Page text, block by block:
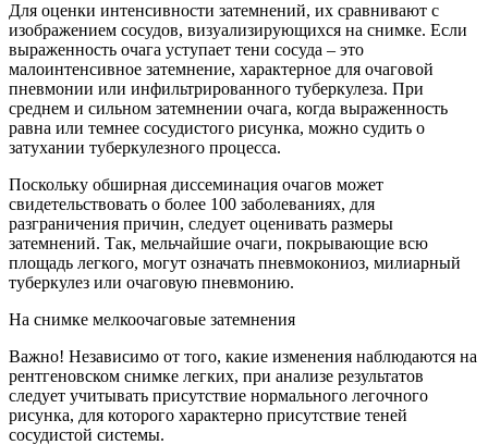
Для оценки интенсивности затемнений, их сравнивают с
изображением сосудов, визуализирующихся на снимке. Если
выраженность очага уступает тени сосуда – это
малоинтенсивное затемнение, характерное для очаговой
пневмонии или инфильтрированного туберкулеза. При
среднем и сильном затемнении очага, когда выраженность
равна или темнее сосудистого рисунка, можно судить о
затухании туберкулезного процесса.
Поскольку обширная диссеминация очагов может
свидетельствовать о более 100 заболеваниях, для
разграничения причин, следует оценивать размеры
затемнений. Так, мельчайшие очаги, покрывающие всю
площадь легкого, могут означать пневмокониоз, милиарный
туберкулез или очаговую пневмонию.
На снимке мелкоочаговые затемнения
Важно! Независимо от того, какие изменения наблюдаются на
рентгеновском снимке легких, при анализе результатов
следует учитывать присутствие нормального легочного
рисунка, для которого характерно присутствие теней
сосудистой системы.